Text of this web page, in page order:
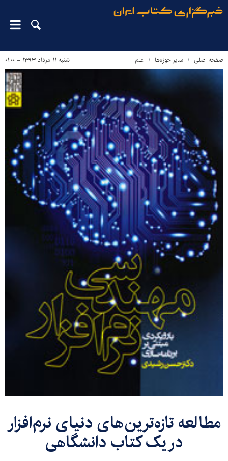
صفحه اصلی سایر حوزه‌ها علم شنبه ۱۱ مرداد ۱۳۹۳ - ۰۱:۰۰
مطالعه تازه‌ترین‌‌های دنیای نرم‌افزار
در یک کتاب دانشگاهی